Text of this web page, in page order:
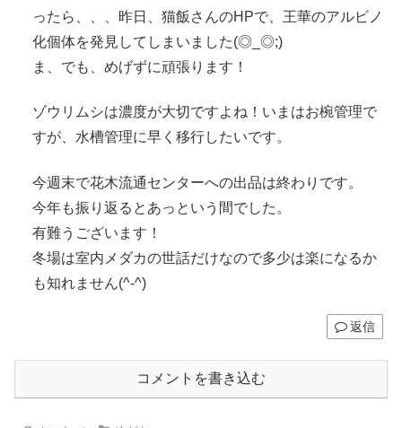
ったら、、、昨日、猫飯さんのHPで、王華のアルビノ
化個体を発見してしまいました(◎_◎;)
ま、でも、めげずに頑張ります！
ゾウリムシは濃度が大切ですよね！いまはお椀管理で
すが、水槽管理に早く移行したいです。
今週末で花木流通センターへの出品は終わりです。
今年も振り返るとあっという間でした。
有難うございます！
冬場は室内メダカの世話だけなので多少は楽になるか
も知れません(^-^)
返信
コメントを書き込む